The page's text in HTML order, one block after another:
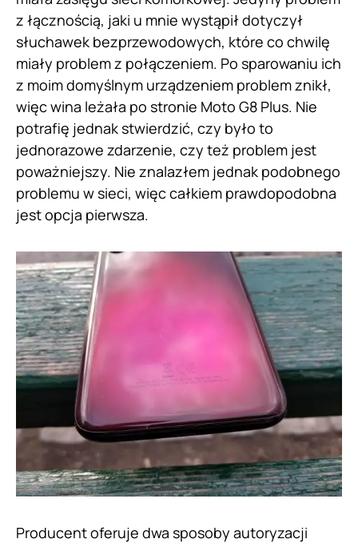
z łącznością, jaki u mnie wystąpił dotyczył
słuchawek bezprzewodowych, które co chwilę
miały problem z połączeniem. Po sparowaniu ich
z moim domyślnym urządzeniem problem znikł,
więc wina leżała po stronie Moto G8 Plus. Nie
potrafię jednak stwierdzić, czy było to
jednorazowe zdarzenie, czy też problem jest
poważniejszy. Nie znalazłem jednak podobnego
problemu w sieci, więc całkiem prawdopodobna
jest opcja pierwsza.
Producent oferuje dwa sposoby autoryzacji